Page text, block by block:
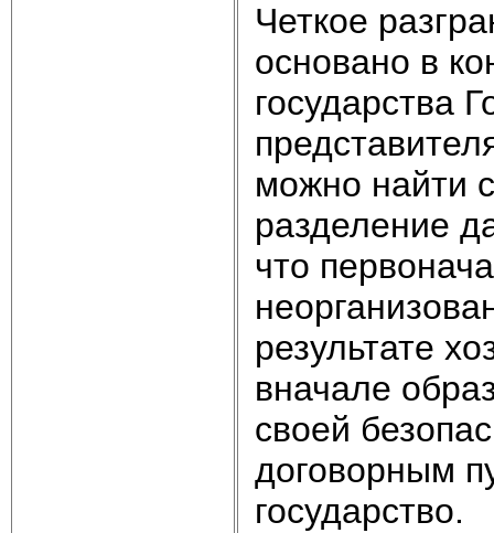
Четкое
основано в
государства
можно найти
разделение
что
результате
вначале
своей
договорным
государство.